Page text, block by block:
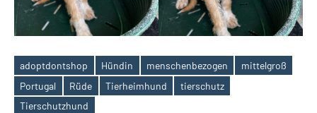
Schlagwörter
adoptdontshop Hündin menschenbezogen
mittelgroß
Portugal
Rüde Tierheimhund
tierschutz
Tierschutzhund